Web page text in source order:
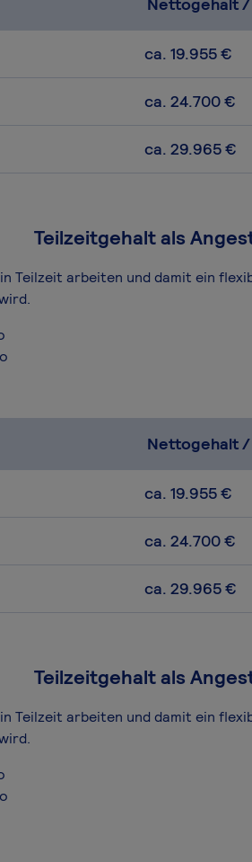
ca. 19.955 €
ca. 24.700 €
ca. 29.965 €
Teilzeitgehalt als
Teilzeit arbeiten und damit ein
Nettogehalt /
ca. 19.955 €
ca. 24.700 €
ca. 29.965 €
Teilzeitgehalt als
Teilzeit arbeiten und damit ein